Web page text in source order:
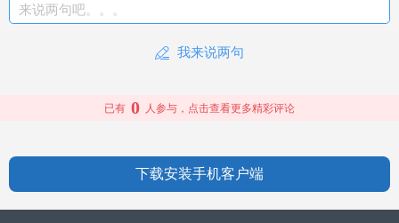
来说两句吧。。。
我来说两句
已有 0 人参与，点击查看更多精彩评论
下载安装手机客户端